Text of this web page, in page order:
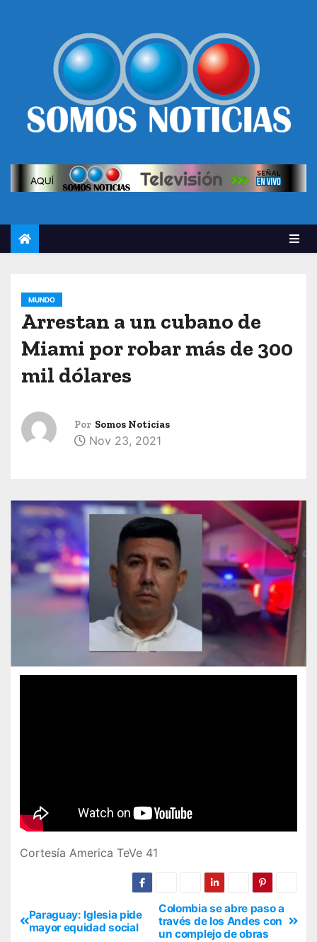
MUNDO
Arrestan a un cubano de
Miami por robar más de 300
mil dólares
Por Somos Noticias
Nov 23, 2021
Cortesía America TeVe 41
Colombia se abre paso a
través de los Andes con
un complejo de obras
Paraguay: Iglesia pide
mayor equidad social